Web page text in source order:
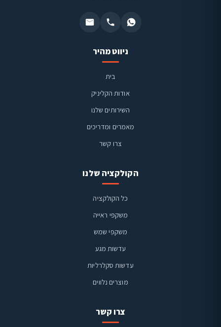
ניווט מהיר
בית
אודות הקליניק
השירותים שלנו
מאמרים ומדריכים
צרו קשר
הקולקציה שלנו
כל הקולקציה
משקפי ראייה
משקפי שמש
עדשות מגע
עדשות סקלרליות
מוצרים נלווים
צרו קשר